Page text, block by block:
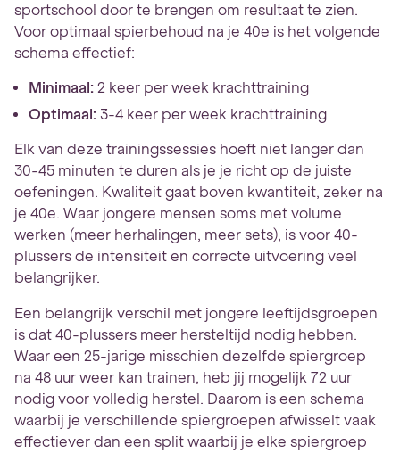
sportschool door te brengen om resultaat te zien.
Voor optimaal spierbehoud na je 40e is het volgende
schema effectief:
Minimaal: 2 keer per week krachttraining
Optimaal: 3-4 keer per week krachttraining
Elk van deze trainingssessies hoeft niet langer dan
30-45 minuten te duren als je je richt op de juiste
oefeningen. Kwaliteit gaat boven kwantiteit, zeker na
je 40e. Waar jongere mensen soms met volume
werken (meer herhalingen, meer sets), is voor 40-
plussers de intensiteit en correcte uitvoering veel
belangrijker.
Een belangrijk verschil met jongere leeftijdsgroepen
is dat 40-plussers meer hersteltijd nodig hebben.
Waar een 25-jarige misschien dezelfde spiergroep
na 48 uur weer kan trainen, heb jij mogelijk 72 uur
nodig voor volledig herstel. Daarom is een schema
waarbij je verschillende spiergroepen afwisselt vaak
effectiever dan een split waarbij je elke spiergroep